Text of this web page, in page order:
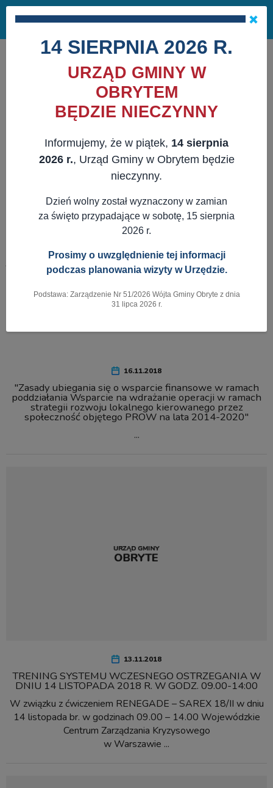
Masz pytania? 29 741 10 04
NAPISZ DO NAS
WWW.OBRYTE.PL AKTUALNOŚCI POZOSTAŁE
Pokaż menu
16.11.2018
"Zasady ubiegania się o wsparcie finansowe w ramach
poddziałania Wsparcie na wdrażanie operacji w ramach
strategii rozwoju lokalnego kierowanego przez
społeczność objętego PROW na lata 2014-2020"
...
13.11.2018
TRENING SYSTEMU WCZESNEGO OSTRZEGANIA W
DNIU 14 LISTOPADA 2018 R. W GODZ. 09.00-14:00
W związku z ćwiczeniem RENEGADE – SAREX 18/II w dniu
14 listopada br. w godzinach 09.00 – 14.00 Wojewódzkie
Centrum Zarządzania Kryzysowego
w Warszawie ...
×
14 SIERPNIA 2026 R.
URZĄD GMINY W
OBRYTEM
BĘDZIE NIECZYNNY
Informujemy, że w piątek, 14 sierpnia
2026 r., Urząd Gminy w Obrytem będzie
nieczynny.
Dzień wolny został wyznaczony w zamian
za święto przypadające w sobotę, 15 sierpnia
2026 r.
Prosimy o uwzględnienie tej informacji
podczas planowania wizyty w Urzędzie.
Podstawa: Zarządzenie Nr 51/2026 Wójta Gminy Obryte z dnia
31 lipca 2026 r.